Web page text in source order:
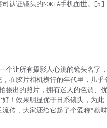
司认证镜头的NOKIA手机面世。[5]
个让所有摄影人心跳的镜头名字
，在胶片相机横行的年代里，几
摄出的照片，拥有迷人的色调、
好！效果明显优于日系镜头，为
传，大家还给它起了个爱称“蔡味